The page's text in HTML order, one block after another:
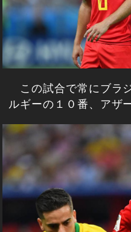
この試合で常にブラ
ルギーの１０番、アザ